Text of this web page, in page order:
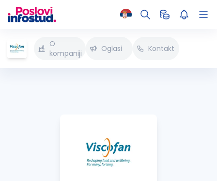
O
kompaniji
Oglasi Kontakt